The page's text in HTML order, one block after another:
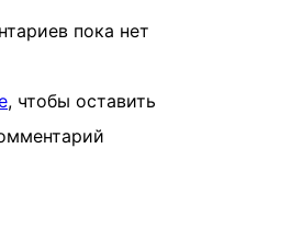
пока нет
, чтобы оставить